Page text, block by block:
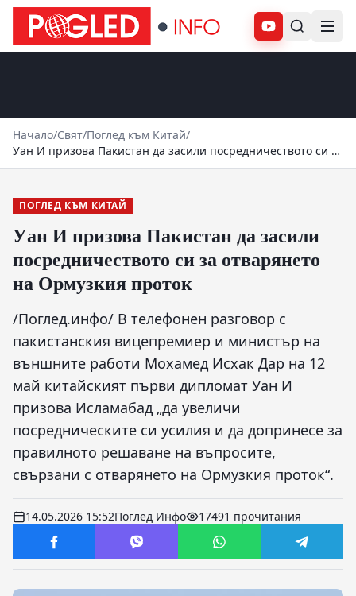
Абонирай се
Начало/Свят/Поглед към Китай/
Уан И призова Пакистан да засили посредничеството си за
отварянето на Ормузкия проток
ПОГЛЕД КЪМ КИТАЙ
Уан И призова Пакистан да засили
посредничеството си за отварянето
на Ормузкия проток
/Поглед.инфо/ В телефонен разговор с
пакистанския вицепремиер и министър на
външните работи Мохамед Исхак Дар на 12
май китайският първи дипломат Уан И
призова Исламабад „да увеличи
посредническите си усилия и да допринесе за
правилното решаване на въпросите,
свързани с отварянето на Ормузкия проток“.
14.05.2026 15:52Поглед Инфо 17491 прочитания